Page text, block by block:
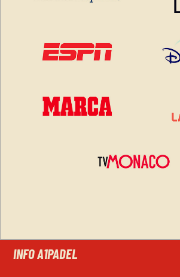
INFO A1PADEL